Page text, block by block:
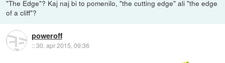
"The Edge"? Kaj naj bi to pomenilo, "the cutting edge" ali "the edge
of a cliff"?
poweroff
::30. apr 2015, 09:36